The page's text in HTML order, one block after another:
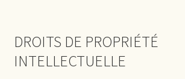
DROITS DE PROPRIÉTÉ
INTELLECTUELLE